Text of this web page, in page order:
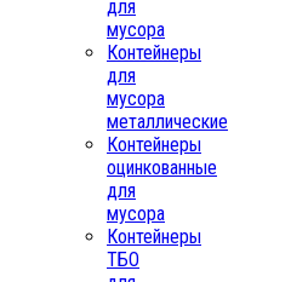
для
мусора
Контейнеры
для
мусора
металлические
Контейнеры
оцинкованные
для
мусора
Контейнеры
ТБО